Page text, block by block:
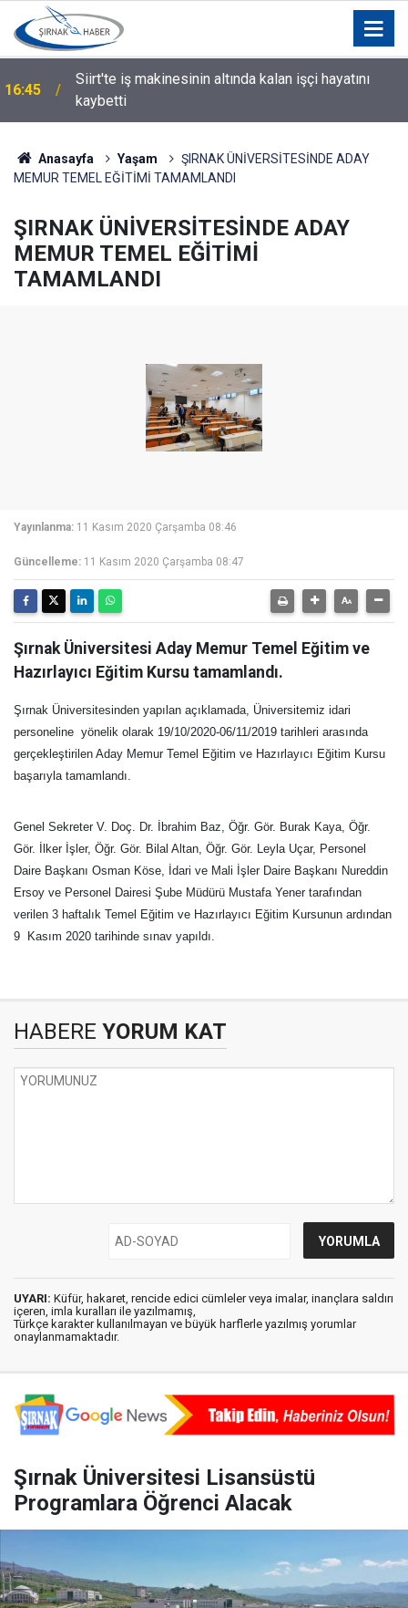
16:45
Siirt'te iş makinesinin altında kalan işçi hayatını
kaybetti
Anasayfa Yaşam
ŞIRNAK ÜNİVERSİTESİNDE ADAY
MEMUR TEMEL EĞİTİMİ TAMAMLANDI
ŞIRNAK ÜNİVERSİTESİNDE ADAY
MEMUR TEMEL EĞİTİMİ
TAMAMLANDI
Yayınlanma: 11 Kasım 2020 Çarşamba 08:46
Güncelleme: 11 Kasım 2020 Çarşamba 08:47
Şırnak Üniversitesi Aday Memur Temel Eğitim ve
Hazırlayıcı Eğitim Kursu tamamlandı.
Şırnak Üniversitesinden yapılan açıklamada, Üniversitemiz idari
personeline yönelik olarak 19/10/2020-06/11/2019 tarihleri arasında
gerçekleştirilen Aday Memur Temel Eğitim ve Hazırlayıcı Eğitim Kursu
başarıyla tamamlandı.
Genel Sekreter V. Doç. Dr. İbrahim Baz, Öğr. Gör. Burak Kaya, Öğr.
Gör. İlker İşler, Öğr. Gör. Bilal Altan, Öğr. Gör. Leyla Uçar, Personel
Daire Başkanı Osman Köse, İdari ve Mali İşler Daire Başkanı Nureddin
Ersoy ve Personel Dairesi Şube Müdürü Mustafa Yener tarafından
verilen 3 haftalık Temel Eğitim ve Hazırlayıcı Eğitim Kursunun ardından
9 Kasım 2020 tarihinde sınav yapıldı.
HABERE YORUM KAT
UYARI: Küfür, hakaret, rencide edici cümleler veya imalar, inançlara saldırı
içeren, imla kuralları ile yazılmamış,
Türkçe karakter kullanılmayan ve büyük harflerle yazılmış yorumlar
onaylanmamaktadır.
Şırnak Üniversitesi Lisansüstü
Programlara Öğrenci Alacak